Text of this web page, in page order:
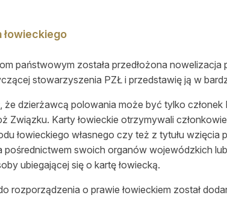
łowieckiego
państwowym została przedłożona
stowarzyszenia PZŁ i przedstawię ją w
że dzierżawcą polowania może być tylko
Związku. Karty łowieckie otrzymywali
łowieckiego własnego czy też z tytułu
pośrednictwem swoich organów wojewódzkich
ubiegającej się o kartę łowiecką.
rozporządzenia o prawie łowieckiem został